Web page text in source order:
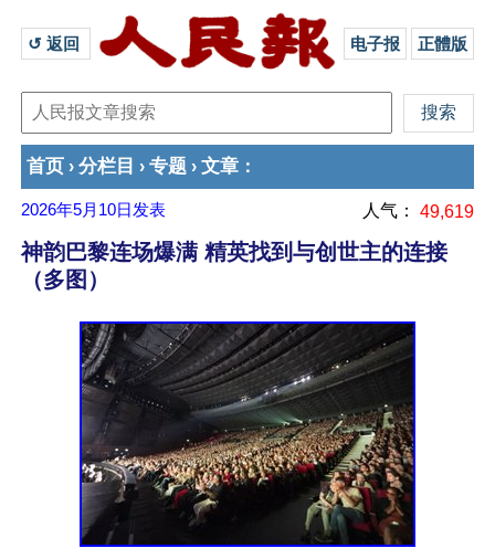
↺ 返回 电子报 正體版
首页 › 分栏目 › 专题 › 文章 ：
2026年5月10日 发表 人气： 49,619
神韵巴黎连场爆满 精英找到与创世主的连接
（多图）